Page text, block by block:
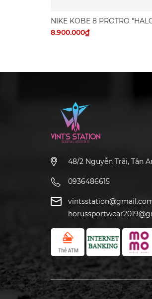
NIKE KOBE 8 PROTRO
8.900.000₫
48/2 Nguyễn Trãi, Tân
0936486615